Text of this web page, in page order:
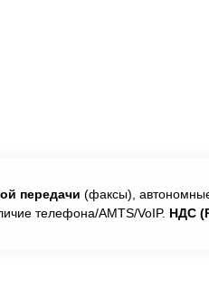
передачи (факсы),
телефона/АМТS/VoIP. НДС